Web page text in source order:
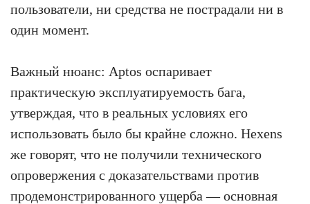
пользователи, ни средства не пострадали ни в
один момент.
Важный нюанс: Aptos оспаривает
практическую эксплуатируемость бага,
утверждая, что в реальных условиях его
использовать было бы крайне сложно. Hexens
же говорят, что не получили технического
опровержения с доказательствами против
продемонстрированного ущерба — основная